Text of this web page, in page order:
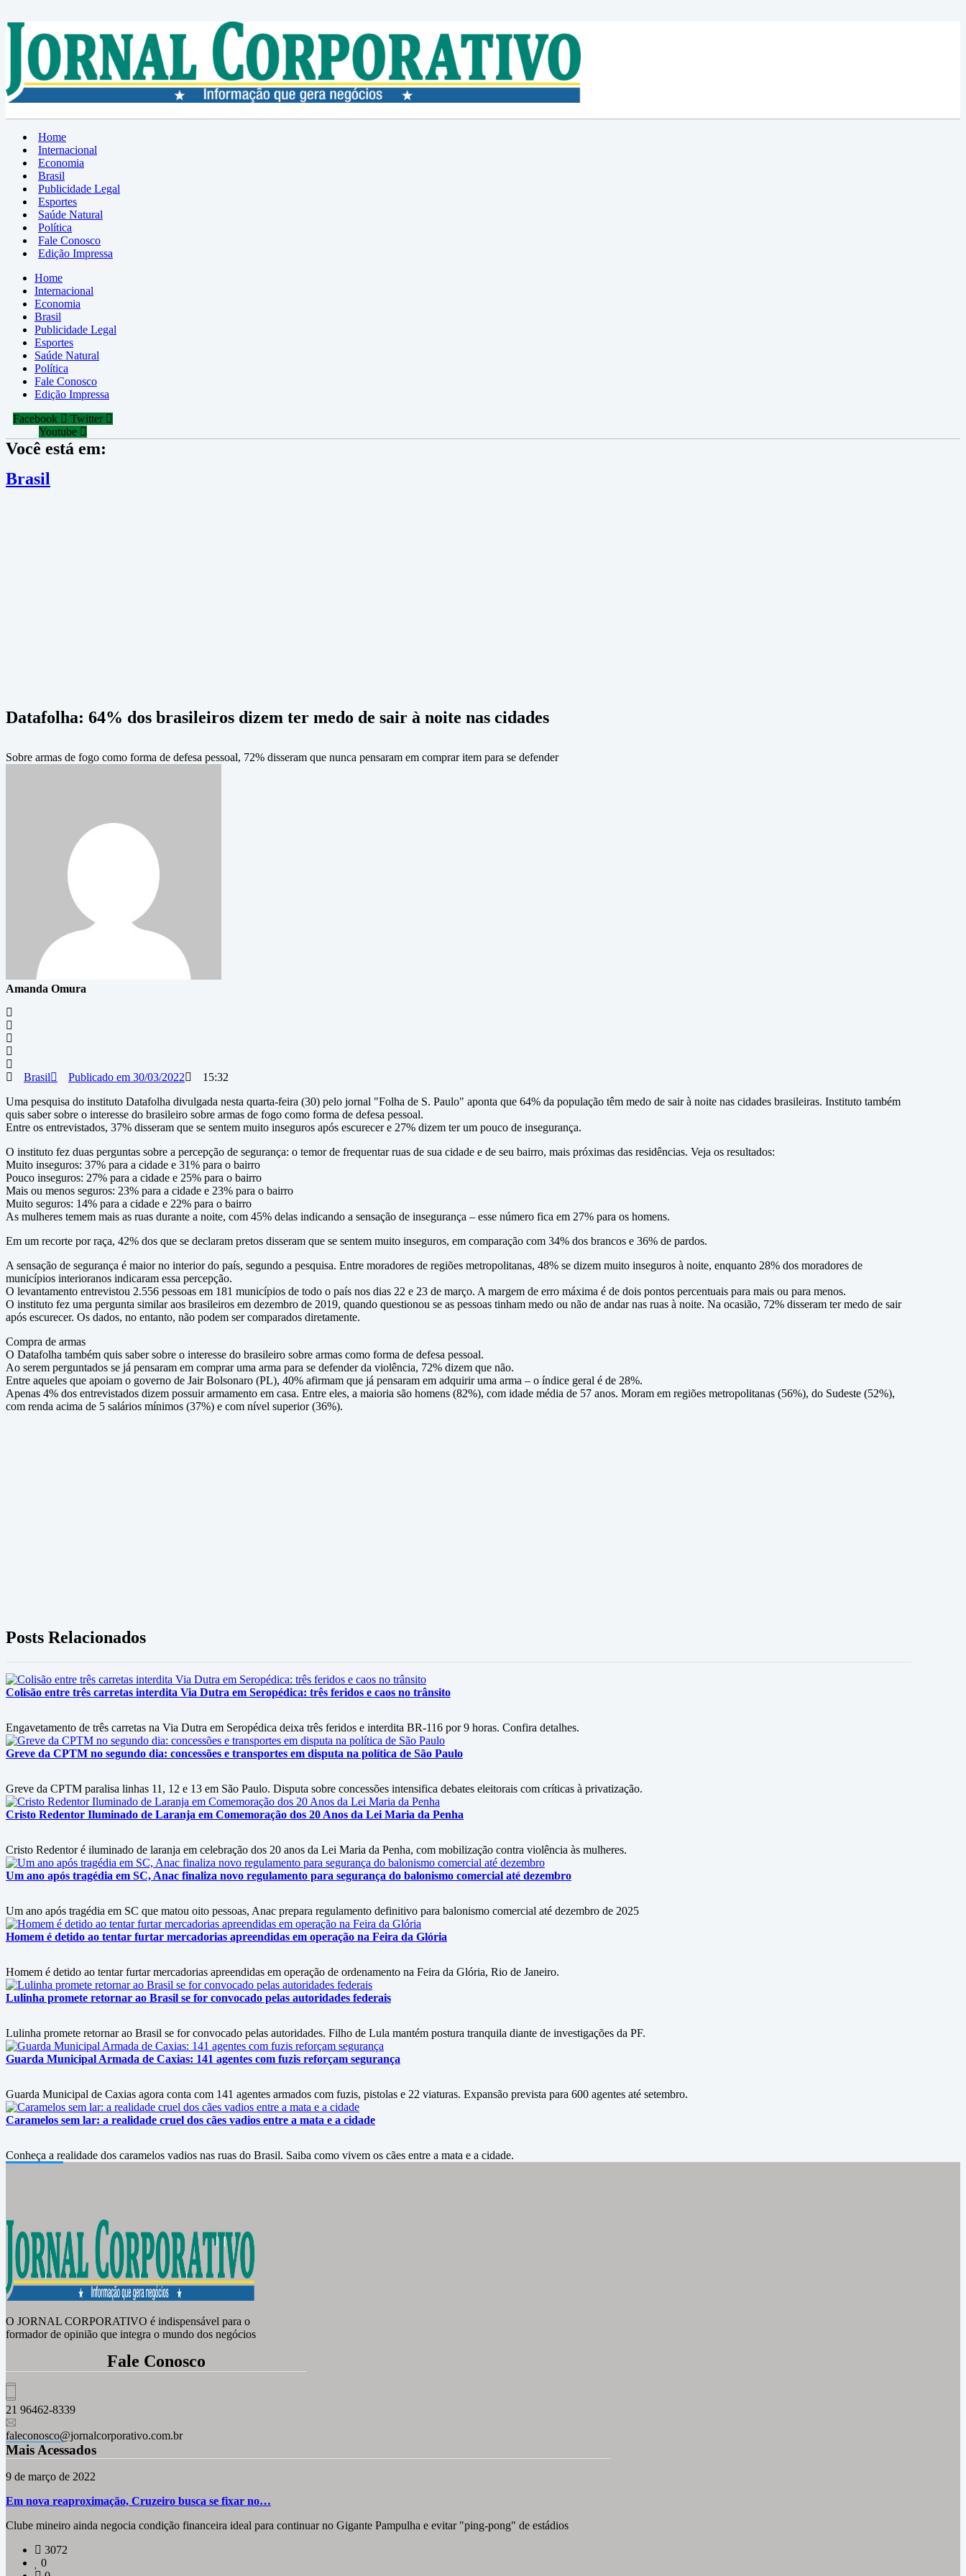
Home
Internacional
Economia
Brasil
Publicidade Legal
Esportes
Saúde Natural
Política
Fale Conosco
Edição Impressa
Home
Internacional
Economia
Brasil
Publicidade Legal
Esportes
Saúde Natural
Política
Fale Conosco
Edição Impressa
Facebook
Twitter
Youtube
Você está em:
Brasil
Datafolha: 64% dos brasileiros dizem ter medo de sair à noite nas cidades
Sobre armas de fogo como forma de defesa pessoal, 72% disseram que nunca pensaram em comprar item para se defender
Amanda Omura
Brasil Publicado em 30/03/2022
15:32
Uma pesquisa do instituto Datafolha divulgada nesta quarta-feira (30) pelo jornal "Folha de S. Paulo" aponta que 64% da população têm medo de sair à noite nas cidades brasileiras. Instituto também
quis saber sobre o interesse do brasileiro sobre armas de fogo como forma de defesa pessoal.
Entre os entrevistados, 37% disseram que se sentem muito inseguros após escurecer e 27% dizem ter um pouco de insegurança.
O instituto fez duas perguntas sobre a percepção de segurança: o temor de frequentar ruas de sua cidade e de seu bairro, mais próximas das residências. Veja os resultados:
Muito inseguros: 37% para a cidade e 31% para o bairro
Pouco inseguros: 27% para a cidade e 25% para o bairro
Mais ou menos seguros: 23% para a cidade e 23% para o bairro
Muito seguros: 14% para a cidade e 22% para o bairro
As mulheres temem mais as ruas durante a noite, com 45% delas indicando a sensação de insegurança – esse número fica em 27% para os homens.
Em um recorte por raça, 42% dos que se declaram pretos disseram que se sentem muito inseguros, em comparação com 34% dos brancos e 36% de pardos.
A sensação de segurança é maior no interior do país, segundo a pesquisa. Entre moradores de regiões metropolitanas, 48% se dizem muito inseguros à noite, enquanto 28% dos moradores de
municípios interioranos indicaram essa percepção.​
O levantamento entrevistou 2.556 pessoas em 181 municípios de todo o país nos dias 22 e 23 de março. A margem de erro máxima é de dois pontos percentuais para mais ou para menos.
O instituto fez uma pergunta similar aos brasileiros em dezembro de 2019, quando questionou se as pessoas tinham medo ou não de andar nas ruas à noite. Na ocasião, 72% disseram ter medo de sair
após escurecer. Os dados, no entanto, não podem ser comparados diretamente.
Compra de armas
O Datafolha também quis saber sobre o interesse do brasileiro sobre armas como forma de defesa pessoal.
Ao serem perguntados se já pensaram em comprar uma arma para se defender da violência, 72% dizem que não.
Entre aqueles que apoiam o governo de Jair Bolsonaro (PL), 40% afirmam que já pensaram em adquirir uma arma – o índice geral é de 28%.
Apenas 4% dos entrevistados dizem possuir armamento em casa. Entre eles, a maioria são homens (82%), com idade média de 57 anos. Moram em regiões metropolitanas (56%), do Sudeste (52%),
com renda acima de 5 salários mínimos (37%) e com nível superior (36%).
Posts Relacionados
Colisão entre três carretas interdita Via Dutra em Seropédica: três feridos e caos no trânsito
Engavetamento de três carretas na Via Dutra em Seropédica deixa três feridos e interdita BR-116 por 9 horas. Confira detalhes.
Greve da CPTM no segundo dia: concessões e transportes em disputa na política de São Paulo
Greve da CPTM paralisa linhas 11, 12 e 13 em São Paulo. Disputa sobre concessões intensifica debates eleitorais com críticas à privatização.
Cristo Redentor Iluminado de Laranja em Comemoração dos 20 Anos da Lei Maria da Penha
Cristo Redentor é iluminado de laranja em celebração dos 20 anos da Lei Maria da Penha, com mobilização contra violência às mulheres.
Um ano após tragédia em SC, Anac finaliza novo regulamento para segurança do balonismo comercial até dezembro
Um ano após tragédia em SC que matou oito pessoas, Anac prepara regulamento definitivo para balonismo comercial até dezembro de 2025
Homem é detido ao tentar furtar mercadorias apreendidas em operação na Feira da Glória
Homem é detido ao tentar furtar mercadorias apreendidas em operação de ordenamento na Feira da Glória, Rio de Janeiro.
Lulinha promete retornar ao Brasil se for convocado pelas autoridades federais
Lulinha promete retornar ao Brasil se for convocado pelas autoridades. Filho de Lula mantém postura tranquila diante de investigações da PF.
Guarda Municipal Armada de Caxias: 141 agentes com fuzis reforçam segurança
Guarda Municipal de Caxias agora conta com 141 agentes armados com fuzis, pistolas e 22 viaturas. Expansão prevista para 600 agentes até setembro.
Caramelos sem lar: a realidade cruel dos cães vadios entre a mata e a cidade
Conheça a realidade dos caramelos vadios nas ruas do Brasil. Saiba como vivem os cães entre a mata e a cidade.
O JORNAL CORPORATIVO é indispensável para o
formador de opinião que integra o mundo dos negócios
Fale Conosco
21 96462-8339
faleconosco@jornalcorporativo.com.br
Mais Acessados
9 de março de 2022
Em nova reaproximação, Cruzeiro busca se fixar no…
Clube mineiro ainda negocia condição financeira ideal para continuar no Gigante Pampulha e evitar "ping-pong" de estádios
3072
0